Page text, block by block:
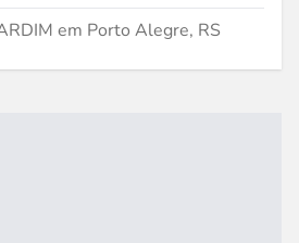
em Porto Alegre, RS